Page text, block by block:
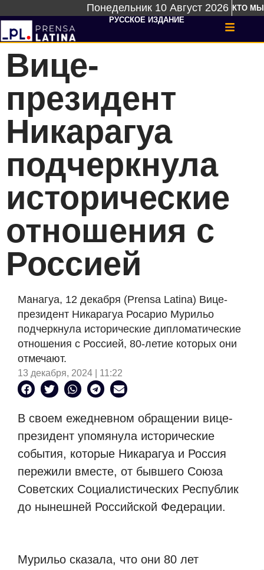
Понедельник 10 Август 2026 КТО МЫ
РУССКОЕ ИЗДАНИЕ
Вице-
президент
Никарагуа
подчеркнула
исторические
отношения с
Россией
Манагуа, 12 декабря (Prensa Latina) Вице-
президент Никарагуа Росарио Мурильо
подчеркнула исторические дипломатические
отношения с Россией, 80-летие которых они
отмечают.
13 декабря, 2024 | 11:22
В своем ежедневном обращении вице-
президент упомянула исторические
события, которые Никарагуа и Россия
пережили вместе, от бывшего Союза
Советских Социалистических Республик
до нынешней Российской Федерации.
Мурильо сказала, что они 80 лет